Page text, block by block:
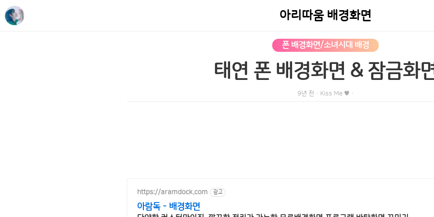
아리따움 배경화면
폰 배경화면/소녀시대 배경
태연 폰 배경화면 & 잠금화
9년 전 · Kiss Me ♥ ·
https://aramdock.com 광고
아람독 - 배경화면